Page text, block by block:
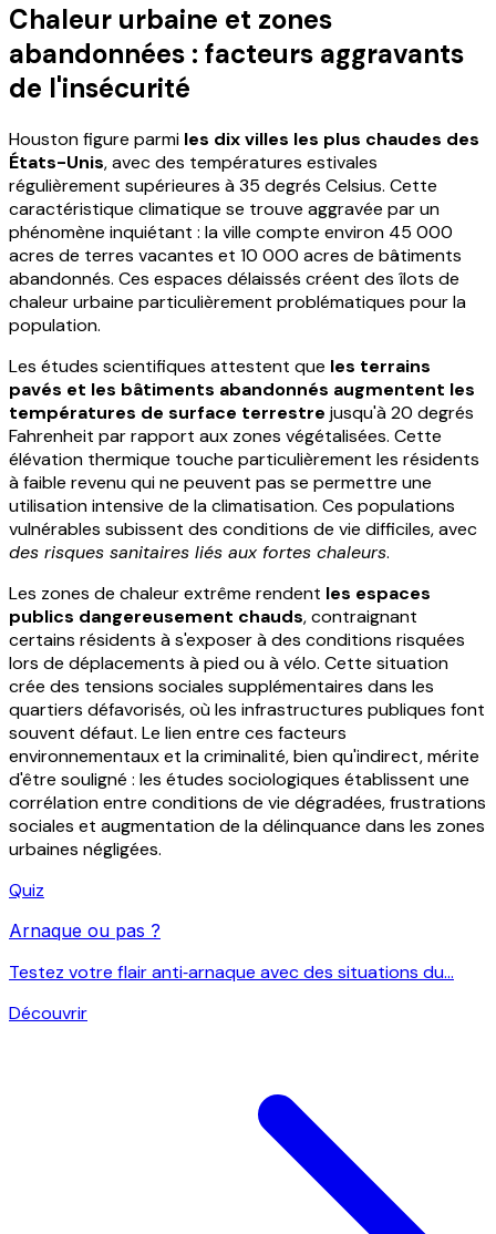
Chaleur urbaine et zones
abandonnées : facteurs aggravants
de l'insécurité
Houston figure parmi les dix villes les plus chaudes des
États-Unis, avec des températures estivales
régulièrement supérieures à 35 degrés Celsius. Cette
caractéristique climatique se trouve aggravée par un
phénomène inquiétant : la ville compte environ 45 000
acres de terres vacantes et 10 000 acres de bâtiments
abandonnés. Ces espaces délaissés créent des îlots de
chaleur urbaine particulièrement problématiques pour la
population.
Les études scientifiques attestent que les terrains
pavés et les bâtiments abandonnés augmentent les
températures de surface terrestre jusqu'à 20 degrés
Fahrenheit par rapport aux zones végétalisées. Cette
élévation thermique touche particulièrement les résidents
à faible revenu qui ne peuvent pas se permettre une
utilisation intensive de la climatisation. Ces populations
vulnérables subissent des conditions de vie difficiles, avec
des risques sanitaires liés aux fortes chaleurs.
Les zones de chaleur extrême rendent les espaces
publics dangereusement chauds, contraignant
certains résidents à s'exposer à des conditions risquées
lors de déplacements à pied ou à vélo. Cette situation
crée des tensions sociales supplémentaires dans les
quartiers défavorisés, où les infrastructures publiques font
souvent défaut. Le lien entre ces facteurs
environnementaux et la criminalité, bien qu'indirect, mérite
d'être souligné : les études sociologiques établissent une
corrélation entre conditions de vie dégradées, frustrations
sociales et augmentation de la délinquance dans les zones
urbaines négligées.
Quiz
Arnaque ou pas ?
Testez votre flair anti‑arnaque avec des situations du...
Découvrir